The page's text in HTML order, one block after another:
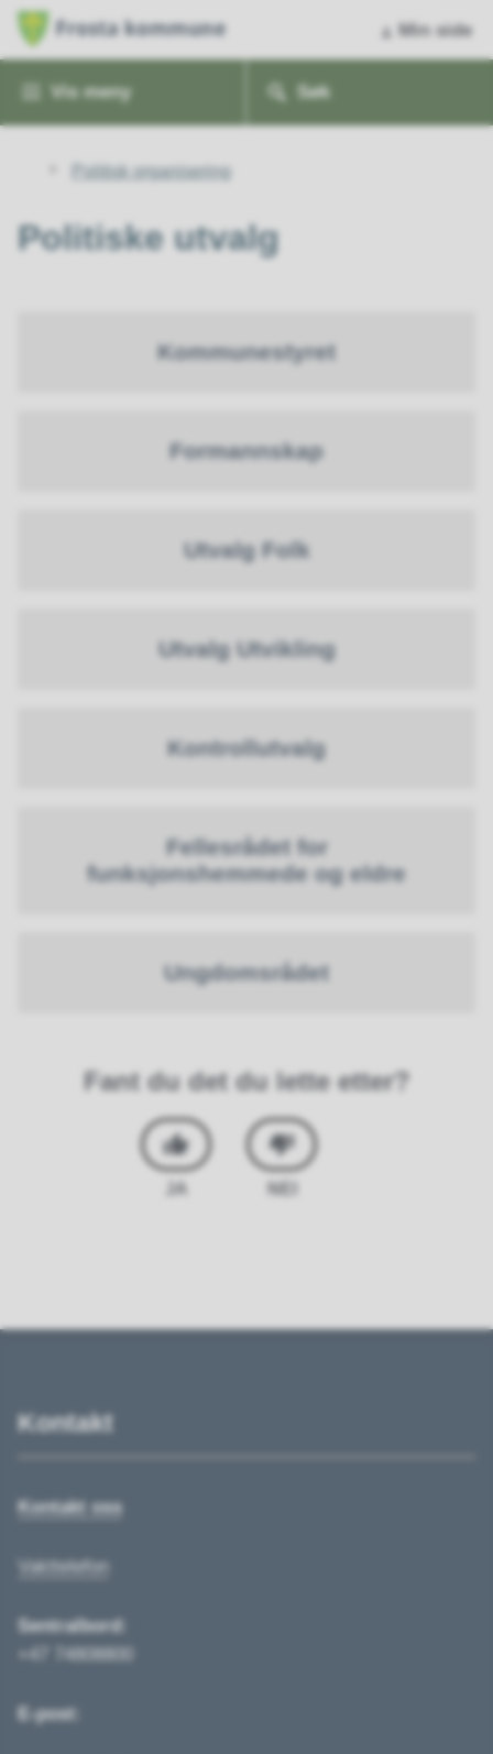
Vis meny Søk
Min side
Politisk organisering
Politiske utvalg
Kommunestyret
Formannskap
Utvalg Folk
Utvalg Utvikling
Kontrollutvalg
Fellesrådet for
funksjonshemmede og eldre
Ungdomsrådet
Fant du det du lette etter?
JA NEI
Kontakt
Kontakt oss
Vakttelefon
Sentralbord:
+47 74808800
E-post: